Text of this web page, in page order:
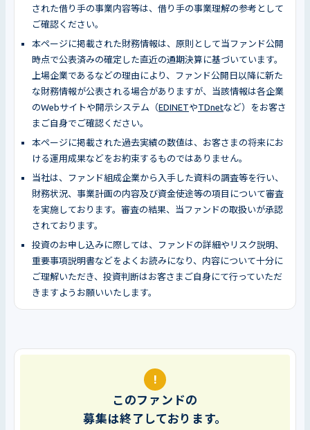
された借り手の事業内容等は、借り手の事業理解の参考として
ご確認ください。
本ページに掲載された財務情報は、原則として当ファンド公開
時点で公表済みの確定した直近の通期決算に基づいています。
上場企業であるなどの理由により、ファンド公開日以降に新た
な財務情報が公表される場合がありますが、当該情報は各企業
のWebサイトや開示システム（EDINETやTDnetなど）をお客さ
まご自身でご確認ください。
本ページに掲載された過去実績の数値は、お客さまの将来にお
ける運用成果などをお約束するものではありません。
当社は、ファンド組成企業から入手した資料の調査等を行い、
財務状況、事業計画の内容及び資金使途等の項目について審査
を実施しております。審査の結果、当ファンドの取扱いが承認
されております。
投資のお申し込みに際しては、ファンドの詳細やリスク説明、
重要事項説明書などをよくお読みになり、内容について十分に
ご理解いただき、投資判断はお客さまご自身にて行っていただ
きますようお願いいたします。
!
このファンドの
募集は終了しております。